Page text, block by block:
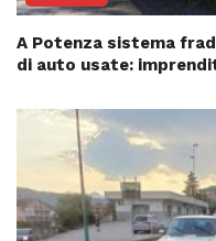
A Potenza sistema
di auto usate: